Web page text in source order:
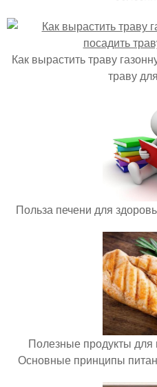
Как вырастить траву
траву
Польза печени для
Полезные продукты для
Основные принципы